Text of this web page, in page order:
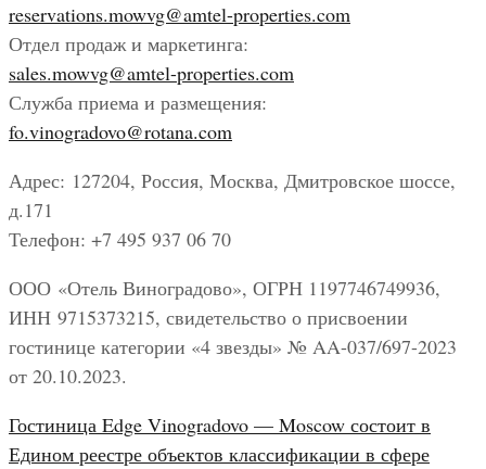
reservations.mowvg@amtel-properties.com
Отдел продаж и маркетинга:
sales.mowvg@amtel-properties.com
Служба приема и размещения:
fo.vinogradovo@rotana.com
Адрес: 127204, Россия, Москва, Дмитровское шоссе,
д.171
Телефон: +7 495 937 06 70
ООО «Отель Виноградово», ОГРН 1197746749936,
ИНН 9715373215, свидетельство о присвоении
гостинице категории «4 звезды» № AA-037/697-2023
от 20.10.2023.
Гостиница Edge Vinogradovo — Moscow состоит в
Едином реестре объектов классификации в сфере